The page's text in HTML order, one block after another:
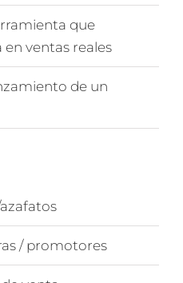
que
ventas reales
de un
/ promotores